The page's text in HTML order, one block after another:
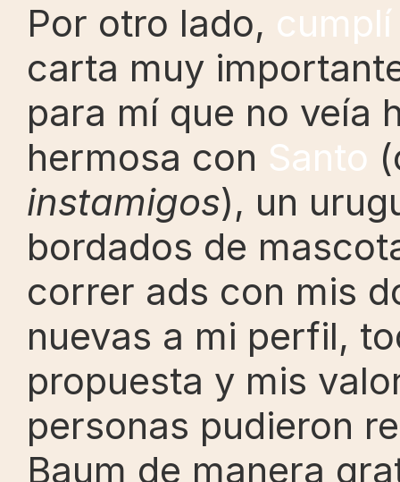
Por otro lado,
carta muy
para mí que no veía
hermosa con Santo
instamigos), un
bordados de
correr ads con mis
nuevas a mi perfil,
propuesta y mis
personas pudieron
Baum de manera